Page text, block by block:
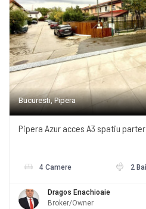
Bucuresti, Pipera
Pipera Azur acces A3 spatiu
4 Camere 2 Bai
Dragos Enachioaie
Broker/Owner